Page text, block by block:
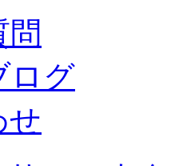
問
ログ
せ